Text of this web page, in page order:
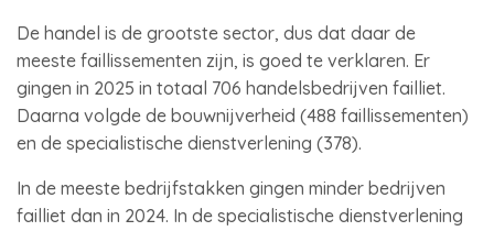
De handel is de grootste sector, dus dat daar de
meeste faillissementen zijn, is goed te verklaren. Er
gingen in 2025 in totaal 706 handelsbedrijven failliet.
Daarna volgde de bouwnijverheid (488 faillissementen)
en de specialistische dienstverlening (378).
In de meeste bedrijfstakken gingen minder bedrijven
failliet dan in 2024. In de specialistische dienstverlening